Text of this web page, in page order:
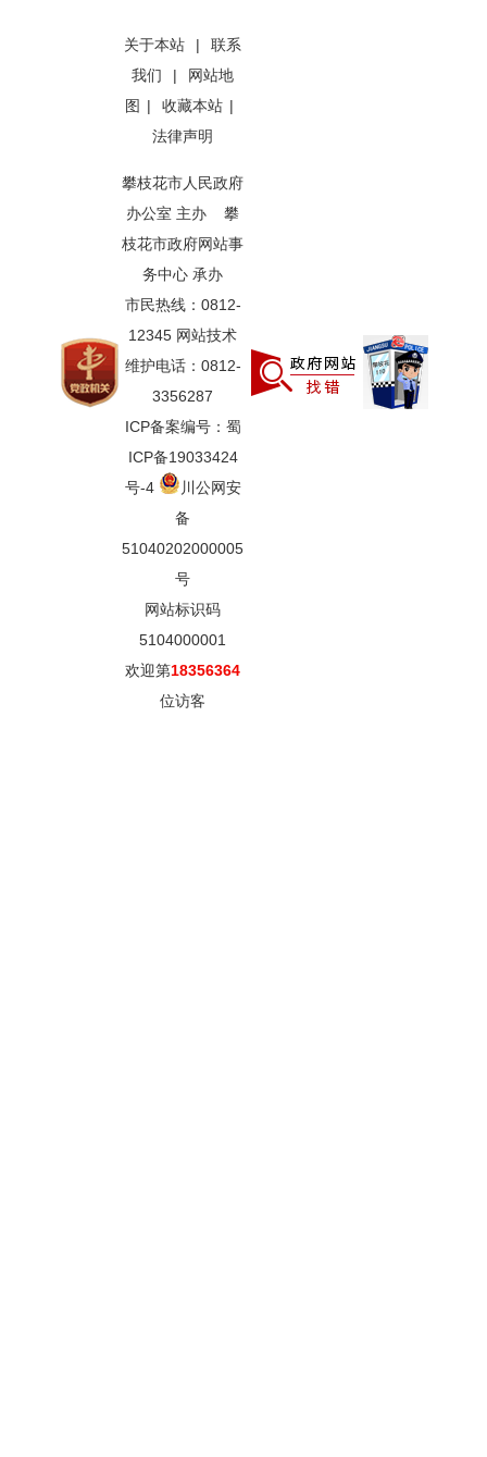
关于本站 |
联系
我们
|
网站地
图 | 收藏本站 |
法律声明
攀枝花市人民政府
办公室 主办 攀
枝花市政府网站事
务中心 承办
市民热线：0812-
12345 网站技术
维护电话：0812-
3356287
ICP备案编号：蜀
ICP备19033424
号-4
川公网安
备
51040202000005
号
网站标识码
5104000001
欢迎第18356364
位访客